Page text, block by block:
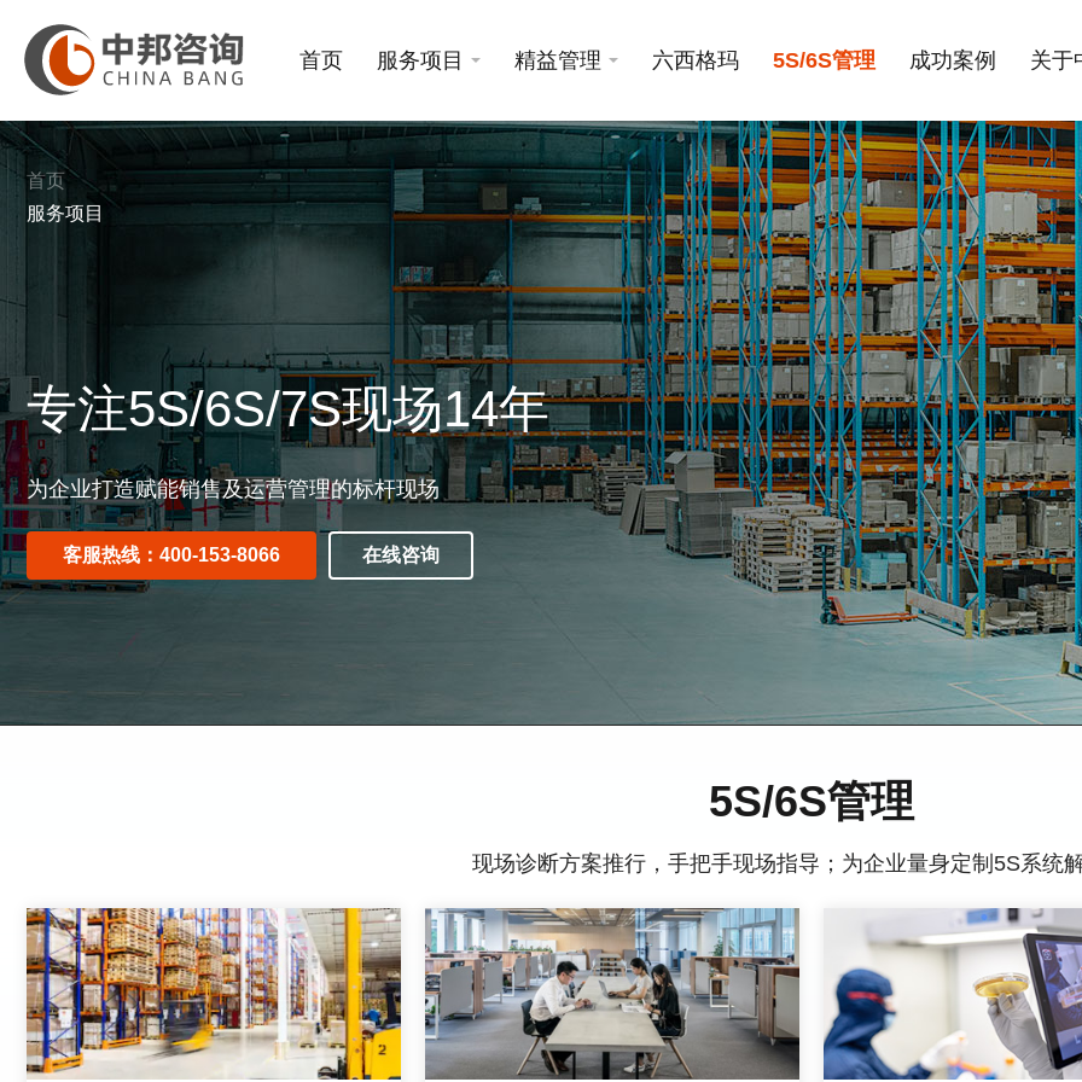
首页 服务项目 精益管理 六西格玛 5S/6S管理 成功案例 关于
首页
服务项目
专注5S/6S/7S现场14年
为企业打造赋能销售及运营管理的标杆现场
客服热线：400-153-8066 在线咨询
5S/6S管理
现场诊断方案推行，手把手现场指导；为企业量身定制5S系统